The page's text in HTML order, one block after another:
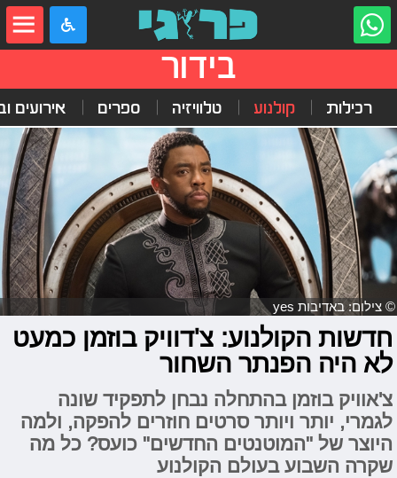
בידור
רכילות קולנוע טלוויזיה ספרים אירועים
© צילום: באדיבות yes
חדשות הקולנוע: צ'דוויק בוזמן כמעט
לא היה הפנתר השחור
צ'אוויק בוזמן בהתחלה נבחן לתפקיד שונה
לגמרי, יותר ויותר סרטים חוזרים להפקה, ולמה
היוצר של "המוטנטים החדשים" כועס? כל מה
שקרה השבוע בעולם הקולנוע